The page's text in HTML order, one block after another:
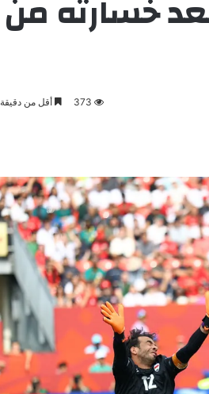
خسارته من
373 أقل من دقيقة